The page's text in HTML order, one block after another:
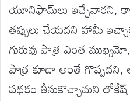
యూనిఫామ్‌లు ఇచ్చేవారని,
తప్పులు చేయదని హామీ
గురువుపాత్ర ఎంత ముఖ్యమో,
పాత్ర కూడా అంతేగొప్పదని,
పథకం తీసుకొచ్చామని లోకేష్